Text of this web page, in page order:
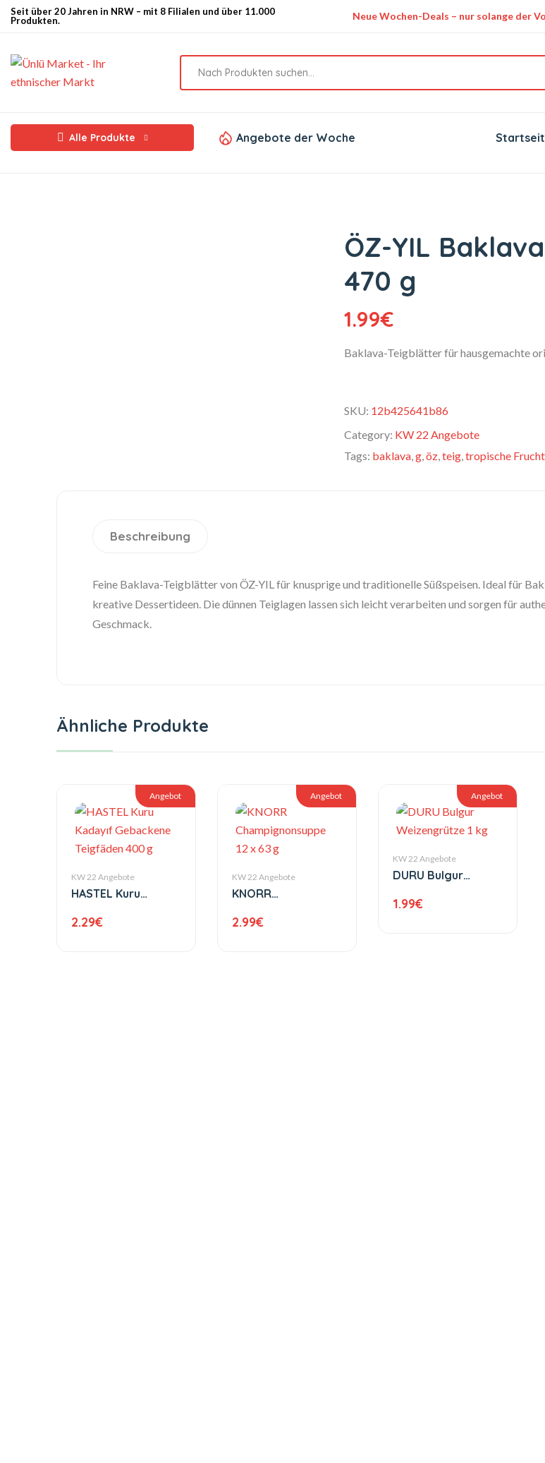
Seit über 20 Jahren in NRW – mit 8 Filialen und über 11.000
Produkten.
Neue Wochen-Deals – nur solange der
Alle Produkte Angebote der Woche
ÖZ-YIL
470 g
1.99€
Baklava-Teigblätter für hausgemachte
SKU: 12b425641b86
Category: KW 22 Angebote
Tags: baklava,g,öz,teig,tropische Frucht
Beschreibung
Feine Baklava-Teigblätter von ÖZ-YIL für knusprige und traditionelle Süßspeisen. Ideal für
kreative Dessertideen. Die dünnen Teiglagen lassen sich leicht verarbeiten und sorgen für
Geschmack.
Ähnliche Produkte
Angebot
KW 22 Angebote
HASTEL Kuru
Teigfäden 400 g
2.29€
Angebot
KW 22 Angebote
KNORR
12 x 63 g
2.99€
Angebot
KW 22 Angebote
DURU Bulgur
1.99€